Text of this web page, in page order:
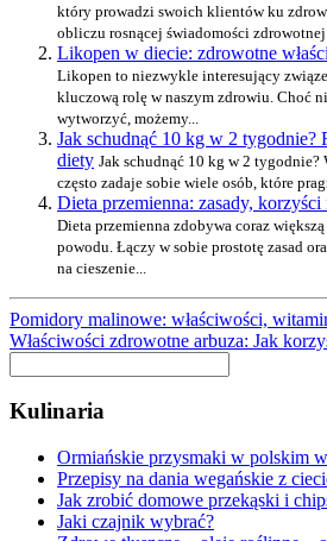
który prowadzi swoich klientów ku
obliczu rosnącej świadomości zdrowotnej...
Likopen w diecie: zdrowotne
Likopen to niezwykle interesujący
kluczową rolę w naszym zdrowiu. Choć
wytworzyć, możemy...
Jak schudnąć 10 kg w 2 tygodnie?
diety Jak schudnąć 10 kg w 2 tygodnie?
często zadaje sobie wiele osób, które
Dieta przemienna: zasady,
Dieta przemienna zdobywa coraz
powodu. Łączy w sobie prostotę zasad
na cieszenie...
Pomidory malinowe: właściwości,
Właściwości zdrowotne arbuza: Jak
Kulinaria
Ormiańskie przysmaki w polskim
Przepisy na dania wegańskie z
Jak zrobić domowe przekąski i
Jaki czajnik wybrać?